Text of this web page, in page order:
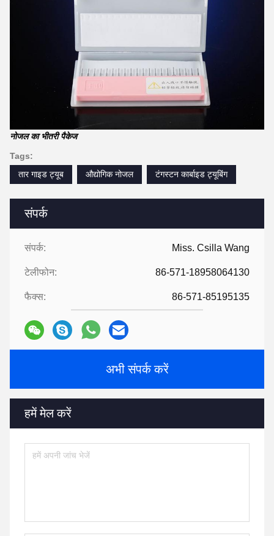
संपर्क
संपर्क: Miss. Csilla Wang
टेलीफोन: 86-571-18958064130
फैक्स: 86-571-85195135
अभी संपर्क करें
हमें मेल करें
नोजल का भीतरी पैकेज
Tags:
तार गाइड ट्यूब
औद्योगिक नोजल टंगस्टन कार्बाइड ट्यूबिंग